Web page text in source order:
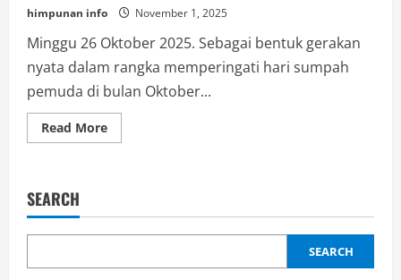
himpunan info November 1, 2025
Minggu 26 Oktober 2025. Sebagai bentuk gerakan
nyata dalam rangka memperingati hari sumpah
pemuda di bulan Oktober...
Read MoreRead
more
KEGIATAN
GO
PEDULI
SEARCH
SEARCH